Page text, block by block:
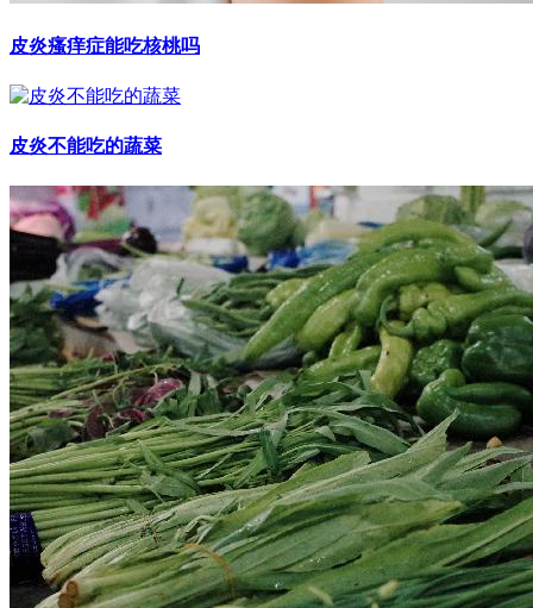
皮炎瘙痒症能吃核桃吗
皮炎不能吃的蔬菜